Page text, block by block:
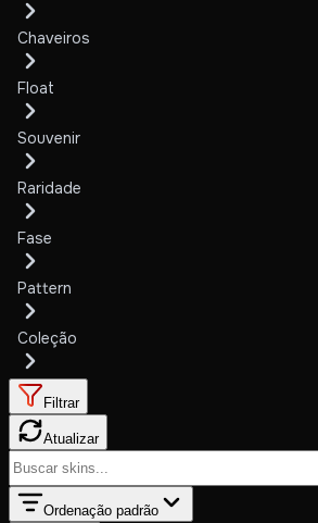
Chaveiros
Float
Souvenir
Raridade
Fase
Pattern
Coleção
Filtrar
Atualizar
Ordenação padrão